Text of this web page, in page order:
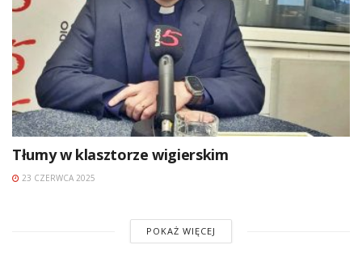
Tłumy w klasztorze wigierskim
23 CZERWCA 2025
POKAŻ WIĘCEJ